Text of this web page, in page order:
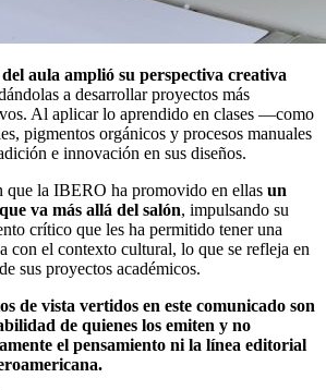
aula amplió su perspectiva creativa
a desarrollar proyectos más
Al aplicar lo aprendido en clases —como
pigmentos orgánicos y procesos manuales
e innovación en sus diseños.
que la IBERO ha promovido en ellas un
va más allá del salón, impulsando su
crítico que les ha permitido tener una
con el contexto cultural, lo que se refleja en
sus proyectos académicos.
de vista vertidos en este comunicado son
de quienes los emiten y no
el pensamiento ni la línea editorial